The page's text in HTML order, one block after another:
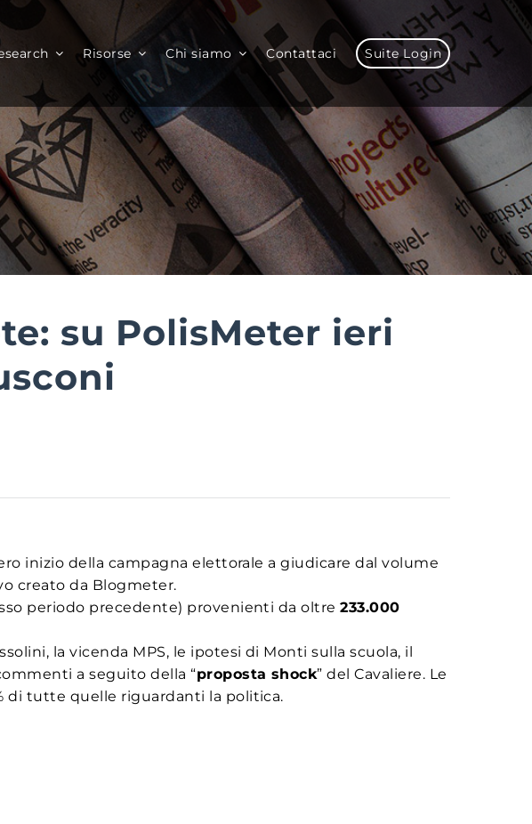
Risorse Chi siamo Contattaci Suite Login
su PolisMeter ieri
inizio della campagna elettorale a giudicare dal volume
creato da Blogmeter.
periodo precedente) provenienti da oltre233.000
la vicenda MPS, le ipotesi di Monti sulla scuola, il
a seguito della “proposta shock” del Cavaliere. Le
di tutte quelle riguardanti la politica.